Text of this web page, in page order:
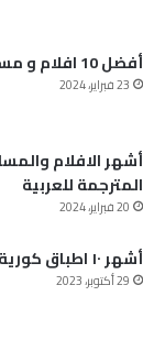
أفضل 10 افلام و مسلسلات كورية مترجمة
23 فبراير، 2024
أشهر الافلام
المترجمة للعربية
20 فبراير، 2024
أشهر ١٠ اطباق كورية
29 أكتوبر، 2023